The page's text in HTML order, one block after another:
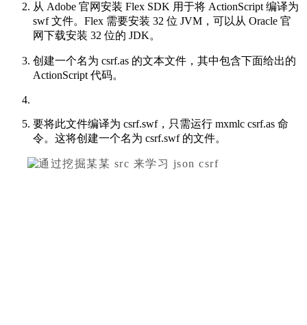
从 Adobe 官网安装 Flex SDK 用于将 ActionScript 编译为
swf 文件。Flex 需要安装 32 位 JVM，可以从 Oracle 官
网下载安装 32 位的 JDK。
创建一个名为 csrf.as 的文本文件，其中包含下面给出的
ActionScript 代码。
要将此文件编译为 csrf.swf，只需运行 mxmlc csrf.as 命
令。这将创建一个名为 csrf.swf 的文件。